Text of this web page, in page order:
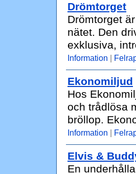
Drömtorget
Drömtorget
nätet. Den
exklusiva,
Information |
Ekonomiljud
Hos
och trådlösa
bröllop.
Information |
Elvis &
En